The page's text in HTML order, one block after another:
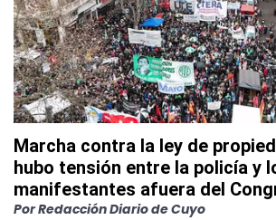
Marcha contra la ley de
hubo tensión entre la policía y
manifestantes afuera del
PorRedacción Diario de Cuyo